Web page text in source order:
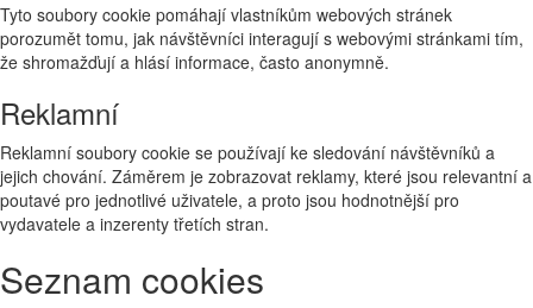
Tyto soubory cookie pomáhají vlastníkům webových stránek
porozumět tomu, jak návštěvníci interagují s webovými stránkami tím,
že shromažďují a hlásí informace, často anonymně.
Reklamní
Reklamní soubory cookie se používají ke sledování návštěvníků a
jejich chování. Záměrem je zobrazovat reklamy, které jsou relevantní a
poutavé pro jednotlivé uživatele, a proto jsou hodnotnější pro
vydavatele a inzerenty třetích stran.
Seznam cookies